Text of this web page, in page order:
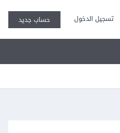
تسجيل الدخول حساب جديد